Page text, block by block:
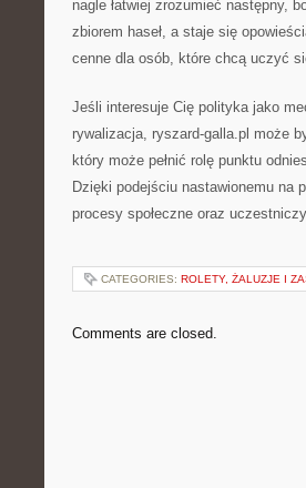
nagle łatwiej zrozumieć następny,
zbiorem haseł, a staje się
cenne dla osób, które chcą uczyć
Jeśli interesuje Cię polityka jako
rywalizacja, ryszard-galla.pl może
który może pełnić rolę punktu
Dzięki podejściu nastawionemu na
procesy społeczne oraz
CATEGORIES: ROLETY, ŻALUZJE I
Comments are closed.